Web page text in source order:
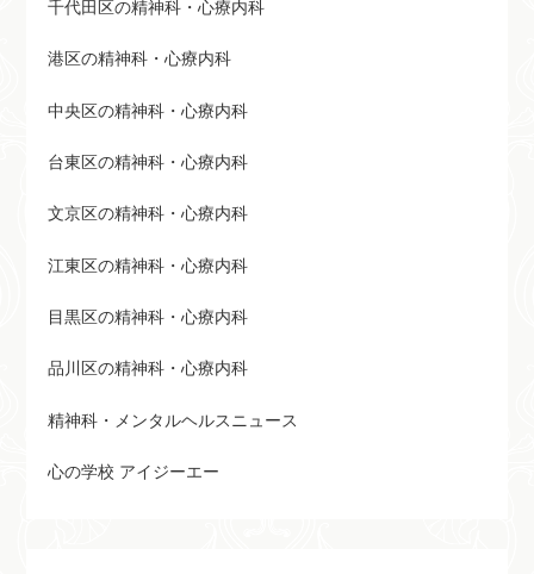
千代田区の精神科・心療内科
港区の精神科・心療内科
中央区の精神科・心療内科
台東区の精神科・心療内科
文京区の精神科・心療内科
江東区の精神科・心療内科
目黒区の精神科・心療内科
品川区の精神科・心療内科
精神科・メンタルヘルスニュース
心の学校 アイジーエー